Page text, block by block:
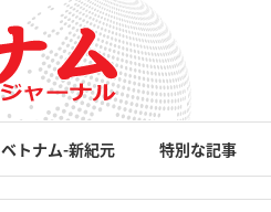
ベトナム-新紀元 特別な記事